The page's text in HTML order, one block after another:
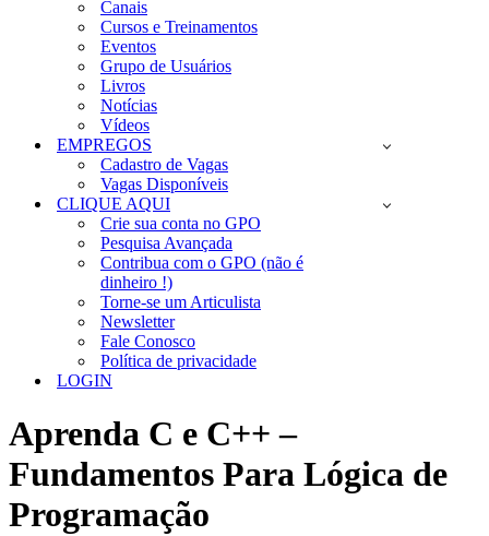
Canais
Cursos e Treinamentos
Eventos
Grupo de Usuários
Livros
Notícias
Vídeos
EMPREGOS
Cadastro de Vagas
Vagas Disponíveis
CLIQUE AQUI
Crie sua conta no GPO
Pesquisa Avançada
Contribua com o GPO (não é
dinheiro !)
Torne-se um Articulista
Newsletter
Fale Conosco
Política de privacidade
LOGIN
Aprenda C e C++ –
Fundamentos Para Lógica de
Programação